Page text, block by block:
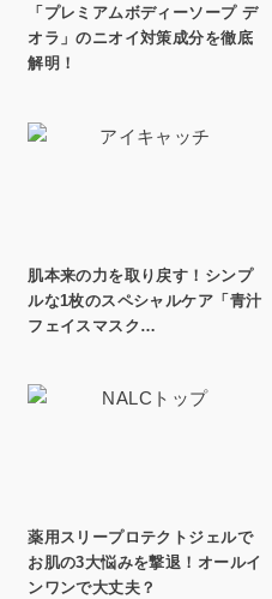
「プレミアムボディーソープ デ
オラ」のニオイ対策成分を徹底
解明！
肌本来の力を取り戻す！シンプ
ルな1枚のスペシャルケア「青汁
フェイスマスク…
薬用スリープロテクトジェルで
お肌の3大悩みを撃退！オールイ
ンワンで大丈夫？